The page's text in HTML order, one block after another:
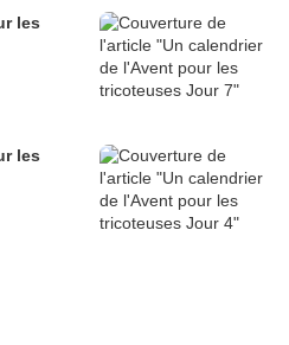
les
les